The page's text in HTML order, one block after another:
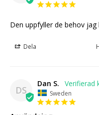
Den uppfyller de behov jag
Dela
DS
Dan S.
Sweden